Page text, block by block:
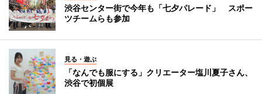
渋谷センター街で今年も「七夕パレード」 スポー
ツチームらも参加
見る・遊ぶ
「なんでも服にする」クリエーター塩川夏子さん、
渋谷で初個展